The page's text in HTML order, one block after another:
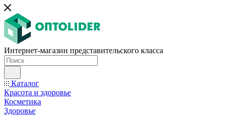
Интернет-магазин представительского класса
Каталог
Красота и здоровье
Косметика
Здоровье